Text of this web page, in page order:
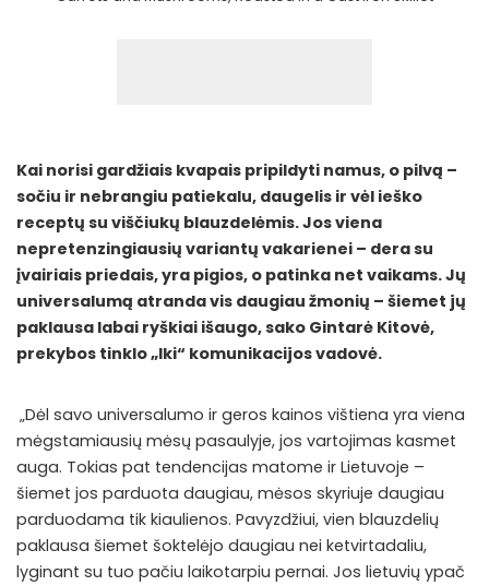
Kai norisi gardžiais kvapais pripildyti namus, o pilvą –
sočiu ir nebrangiu patiekalu, daugelis ir vėl ieško
receptų su viščiukų blauzdelėmis. Jos viena
nepretenzingiausių variantų vakarienei – dera su
įvairiais priedais, yra pigios, o patinka net vaikams. Jų
universalumą atranda vis daugiau žmonių – šiemet jų
paklausa labai ryškiai išaugo, sako Gintarė Kitovė,
prekybos tinklo „Iki“ komunikacijos vadovė.
„Dėl savo universalumo ir geros kainos vištiena yra viena
mėgstamiausių mėsų pasaulyje, jos vartojimas kasmet
auga. Tokias pat tendencijas matome ir Lietuvoje –
šiemet jos parduota daugiau, mėsos skyriuje daugiau
parduodama tik kiaulienos. Pavyzdžiui, vien blauzdelių
paklausa šiemet šoktelėjo daugiau nei ketvirtadaliu,
lyginant su tuo pačiu laikotarpiu pernai. Jos lietuvių ypač